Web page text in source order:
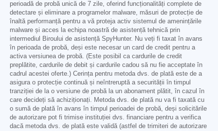
perioadă de probă unică de 7 zile, oferind funcționalități complete de
detectare și eliminare a programelor malware, măsuri de protecție de
înaltă performanță pentru a vă proteja activ sistemul de amenințările
malware și acces la echipa noastră de asistență tehnică prin
intermediul Biroului de asistență SpyHunter. Nu veți fi taxat în avans
în perioada de probă, deși este necesar un card de credit pentru a
activa versiunea de probă. (Este posibil ca cardurile de credit
preplătite, cardurile de debit și cardurile cadou să nu fie acceptate în
cadrul acestei oferte.) Cerința pentru metoda dvs. de plată este de a
asigura o protecție continuă și neîntreruptă a securității în timpul
tranziției de la o versiune de probă la un abonament plătit, în cazul în
care decideți să achiziționați. Metoda dvs. de plată nu va fi taxată cu
o sumă de plată în avans în timpul perioadei de probă, deși solicitările
de autorizare pot fi trimise instituției dvs. financiare pentru a verifica
dacă metoda dvs. de plată este validă (astfel de trimiteri de autorizare